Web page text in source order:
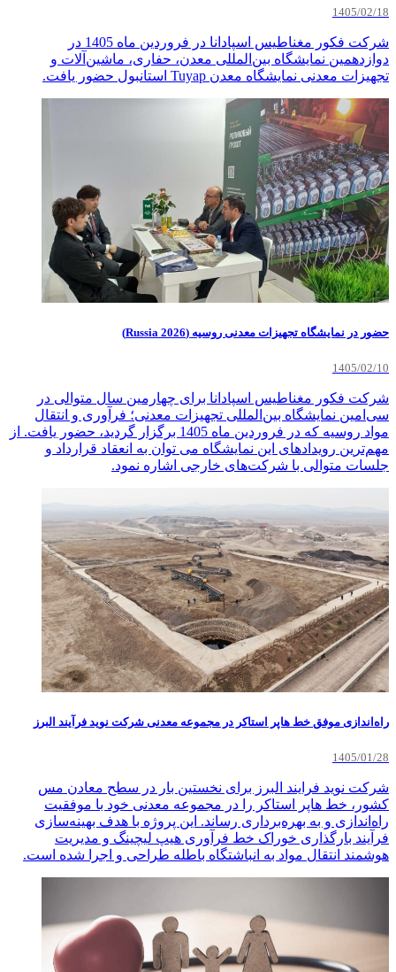
1405/02/18
شرکت فکور مغناطیس اسپادانا در فروردین ماه 1405 در
دوازدهمین نمایشگاه بین‌المللی معدن، حفاری، ماشین‌آلات و
تجهیزات معدنی نمایشگاه معدن Tuyap استانبول حضور یافت.
حضور در نمایشگاه تجهیزات معدنی روسیه (Russia 2026)
1405/02/10
شرکت فکور مغناطیس اسپادانا برای چهارمین سال متوالی در
سی‌امین نمایشگاه بین‌المللی تجهیزات معدنی؛ فرآوری و انتقال
مواد روسیه که در فروردین ماه 1405 برگزار گردید، حضور یافت. از
مهم‌ترین رویدادهای این نمایشگاه می توان به انعقاد قرارداد و
جلسات متوالی با شرکت‌های خارجی اشاره نمود.
راه‌اندازی موفق خط هاپر استاکر در مجموعه معدنی شرکت نوید فرآیند البرز
1405/01/28
شرکت نوید فرایند البرز برای نخستین بار در سطح معادن مس
کشور، خط هاپر استاکر را در مجموعه معدنی خود با موفقیت
راه‌اندازی و به بهره‌برداری رساند. این پروژه با هدف بهینه‌سازی
فرآیند بارگذاری خوراک خط فرآوری هیپ لیچینگ و مدیریت
هوشمند انتقال مواد به انباشتگاه باطله طراحی و اجرا شده است.